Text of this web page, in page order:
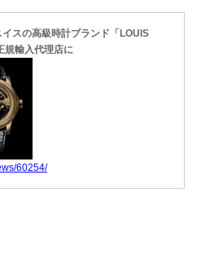
スの高級時計ブランド「LOUIS
規輸入代理店に
60254/